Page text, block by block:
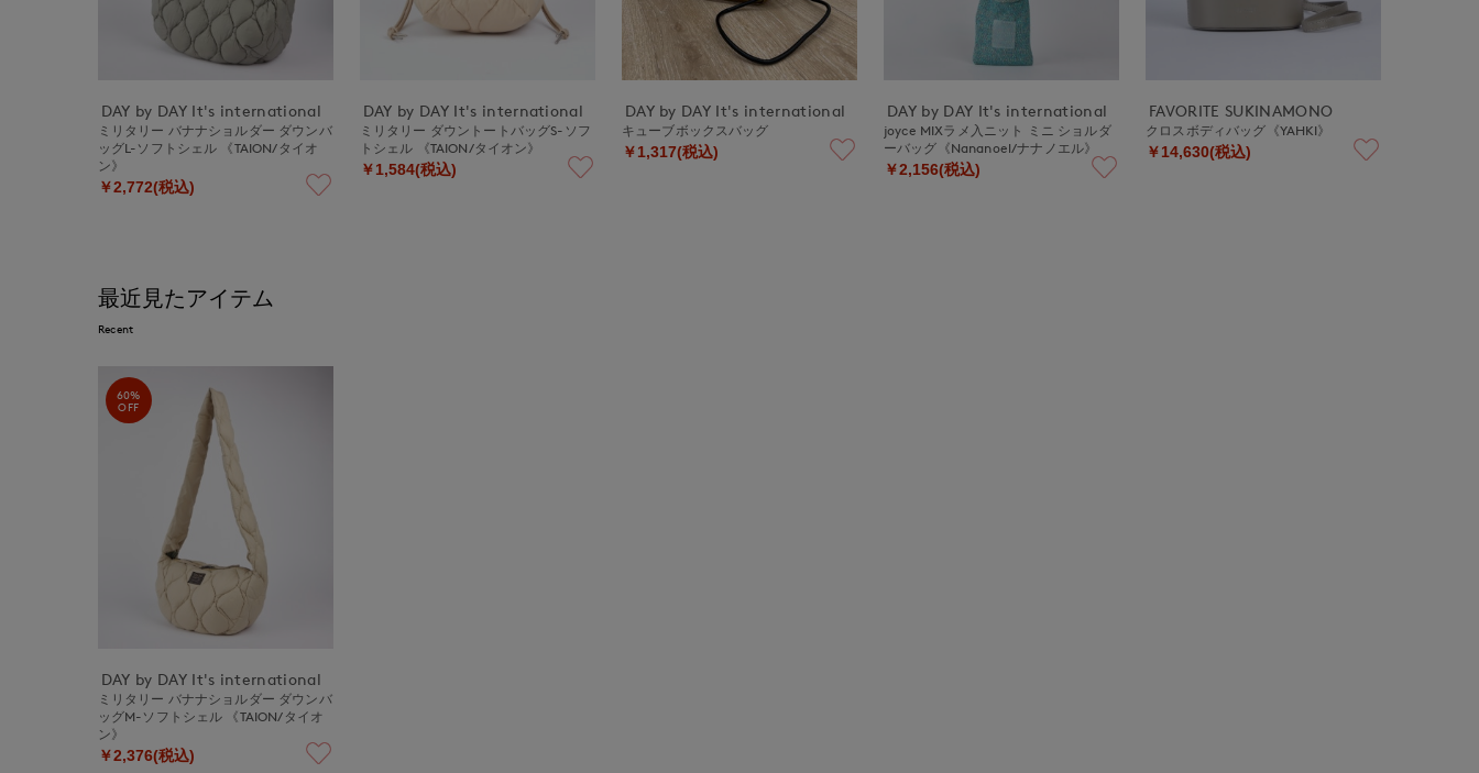
DAY by DAY It's international
ミリタリー バナナショルダー ダウンバ
ッグL-ソフトシェル 《TAION/タイオ
ン》
￥2,772(税込)
DAY by DAY It's international
ミリタリー ダウントートバッグS-ソフ
トシェル 《TAION/タイオン》
￥1,584(税込)
DAY by DAY It's international
キューブボックスバッグ
￥1,317(税込)
DAY by DAY It's international
joyce MIXラメ入ニット ミニ ショルダ
ーバッグ《Nananoel/ナナノエル》
￥2,156(税込)
FAVORITE SUKINAMONO
クロスボディバッグ《YAHKI》
￥14,630(税込)
最近見たアイテム
Recent
60%
OFF
DAY by DAY It's international
ミリタリー バナナショルダー ダウンバ
ッグM-ソフトシェル 《TAION/タイオ
ン》
￥2,376(税込)